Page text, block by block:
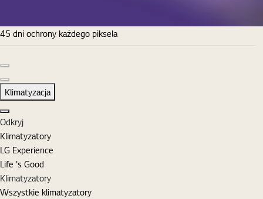
45 dni ochrony każdego piksela
Następny slajd
Klimatyzacja
Zamknij
Odkryj
Klimatyzatory
LG Experience
Life 's Good
Klimatyzatory
Wszystkie klimatyzatory